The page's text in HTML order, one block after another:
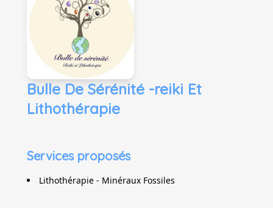
Bulle De Sérénité -reiki Et
Lithothérapie
Services proposés
Lithothérapie - Minéraux Fossiles